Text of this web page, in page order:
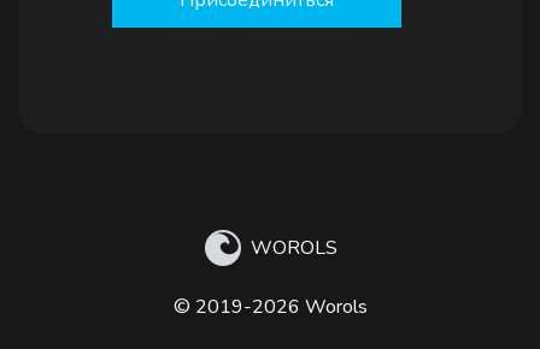
WOROLS
© 2019-2026 Worols